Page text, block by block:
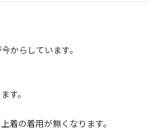
からしています。
す。
着の着用が無くなります。